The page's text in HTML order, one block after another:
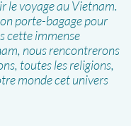
le voyage au Vietnam.
porte-bagage pour
cette immense
nous rencontrerons
toutes les religions,
monde cet univers